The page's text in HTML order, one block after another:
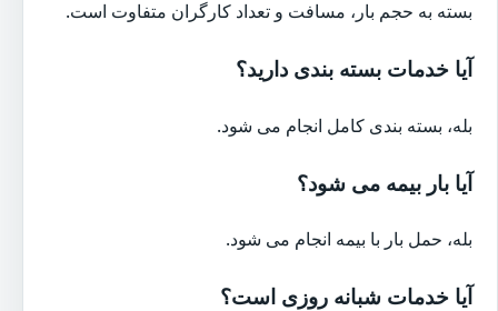
بسته به حجم بار، مسافت و تعداد کارگران متفاوت است.
آیا خدمات بسته بندی دارید؟
بله، بسته بندی کامل انجام می شود.
آیا بار بیمه می شود؟
بله، حمل بار با بیمه انجام می شود.
آیا خدمات شبانه روزی است؟